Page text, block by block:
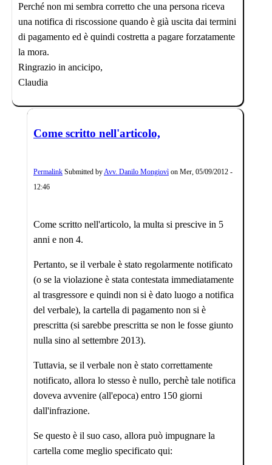
Perché non mi sembra corretto che una persona riceva
una notifica di riscossione quando è già uscita dai termini
di pagamento ed è quindi costretta a pagare forzatamente
la mora.
Ringrazio in ancicipo,
Claudia
Come scritto nell'articolo,
Permalink Submitted byAvv. Danilo Mongiovì on Mer, 05/09/2012 -
12:46
Come scritto nell'articolo, la multa si prescive in 5
anni e non 4.
Pertanto, se il verbale è stato regolarmente notificato
(o se la violazione è stata contestata immediatamente
al trasgressore e quindi non si è dato luogo a notifica
del verbale), la cartella di pagamento non si è
prescritta (si sarebbe prescritta se non le fosse giunto
nulla sino al settembre 2013).
Tuttavia, se il verbale non è stato correttamente
notificato, allora lo stesso è nullo, perchè tale notifica
doveva avvenire (all'epoca) entro 150 giorni
dall'infrazione.
Se questo è il suo caso, allora può impugnare la
cartella come meglio specificato qui: